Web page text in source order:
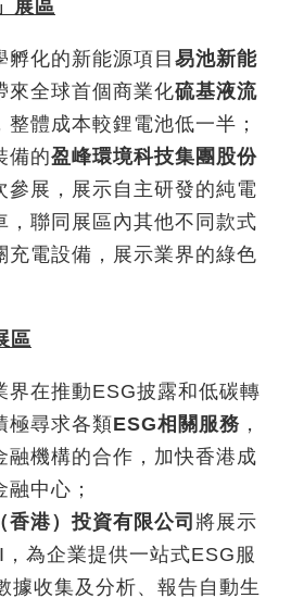
展區
孵化的新能源項目 易池新能
來全球首個商業化硫基液流
整體成本較鋰電池低一半；
備的盈峰環境科技集團股份
參展，展示自主研發的純電
，聯同展區內其他不同款式
充電設備，展示業界的綠色
區
界在推動ESG披露和低碳轉
極尋求各類ESG相關服務 ，
融機構的合作，加快香港成
中心；
香港）投資有限公司 將展示
為企業提供一站式ESG服
據收集及分析、報告自動生